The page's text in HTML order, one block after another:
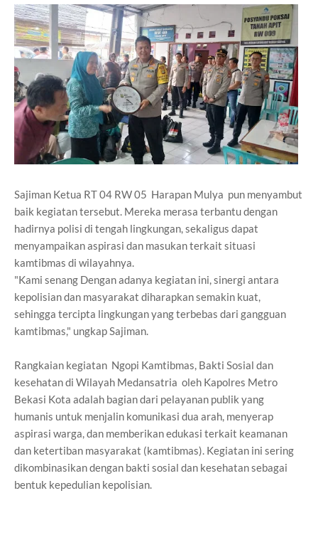
Sajiman Ketua RT 04 RW 05 Harapan Mulya pun menyambut
baik kegiatan tersebut. Mereka merasa terbantu dengan
hadirnya polisi di tengah lingkungan, sekaligus dapat
menyampaikan aspirasi dan masukan terkait situasi
kamtibmas di wilayahnya.
"Kami senang Dengan adanya kegiatan ini, sinergi antara
kepolisian dan masyarakat diharapkan semakin kuat,
sehingga tercipta lingkungan yang terbebas dari gangguan
kamtibmas," ungkap Sajiman.
Rangkaian kegiatan Ngopi Kamtibmas, Bakti Sosial dan
kesehatan di Wilayah Medansatria oleh Kapolres Metro
Bekasi Kota adalah bagian dari pelayanan publik yang
humanis untuk menjalin komunikasi dua arah, menyerap
aspirasi warga, dan memberikan edukasi terkait keamanan
dan ketertiban masyarakat (kamtibmas). Kegiatan ini sering
dikombinasikan dengan bakti sosial dan kesehatan sebagai
bentuk kepedulian kepolisian.